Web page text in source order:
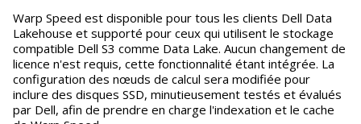
Warp Speed est disponible pour tous les clients Dell Data
Lakehouse et supporté pour ceux qui utilisent le stockage
compatible Dell S3 comme Data Lake. Aucun changement de
licence n'est requis, cette fonctionnalité étant intégrée. La
configuration des nœuds de calcul sera modifiée pour
inclure des disques SSD, minutieusement testés et évalués
par Dell, afin de prendre en charge l'indexation et le cache